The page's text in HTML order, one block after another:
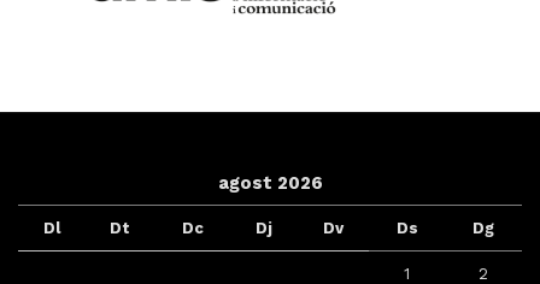
agost 2026
Dl Dt Dc Dj Dv Ds Dg
1 2